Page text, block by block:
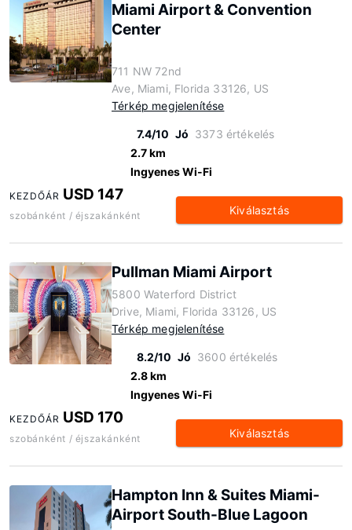
Miami Airport & Convention
Center
711 NW 72nd
Ave, Miami, Florida 33126, US
Térkép megjelenítése
7.4/10 Jó 3373 értékelés
2.7 km
Ingyenes Wi-Fi
KEZDŐÁR USD 147
szobánként / éjszakánként Kiválasztás
Pullman Miami Airport
5800 Waterford District
Drive, Miami, Florida 33126, US
Térkép megjelenítése
8.2/10 Jó 3600 értékelés
2.8 km
Ingyenes Wi-Fi
KEZDŐÁR USD 170
szobánként / éjszakánként Kiválasztás
Hampton Inn & Suites Miami-
Airport South-Blue Lagoon